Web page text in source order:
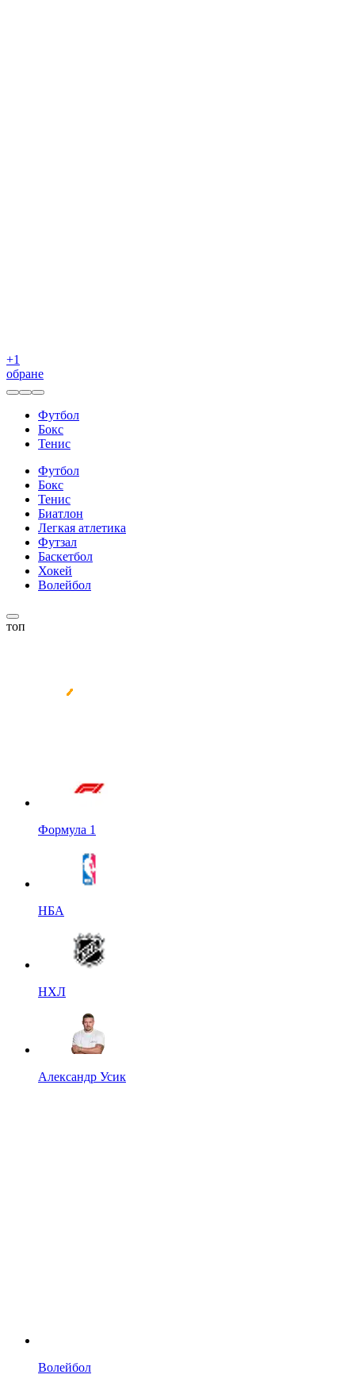
+1
обране
Футбол
Бокс
Тенис
Футбол
Бокс
Тенис
Биатлон
Легкая атлетика
Футзал
Баскетбол
Хокей
Волейбол
топ
Формула 1
НБА
НХЛ
Александр Усик
Волейбол